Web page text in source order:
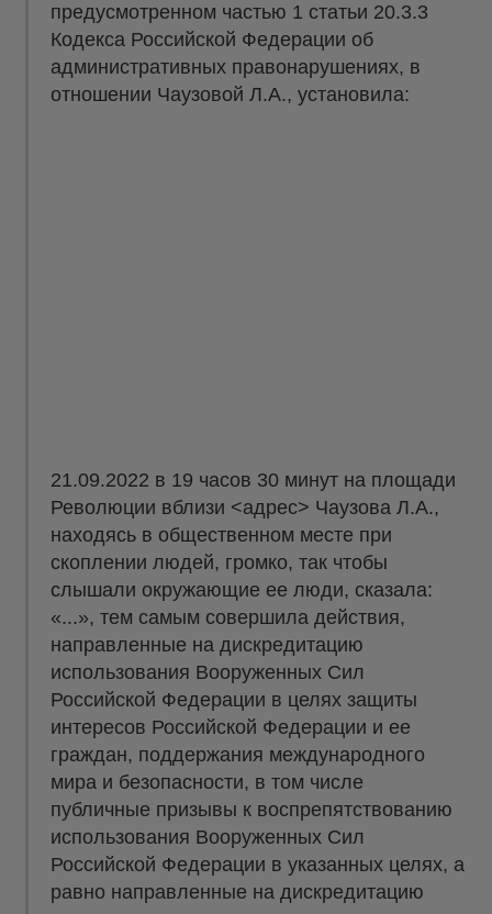
предусмотренном частью 1 статьи 20.3.3
Кодекса Российской Федерации об
административных правонарушениях, в
отношении Чаузовой Л.А., установила:
21.09.2022 в 19 часов 30 минут на площади
Революции вблизи <адрес> Чаузова Л.А.,
находясь в общественном месте при
скоплении людей, громко, так чтобы
слышали окружающие ее люди, сказала:
«...», тем самым совершила действия,
направленные на дискредитацию
использования Вооруженных Сил
Российской Федерации в целях защиты
интересов Российской Федерации и ее
граждан, поддержания международного
мира и безопасности, в том числе
публичные призывы к воспрепятствованию
использования Вооруженных Сил
Российской Федерации в указанных целях, а
равно направленные на дискредитацию